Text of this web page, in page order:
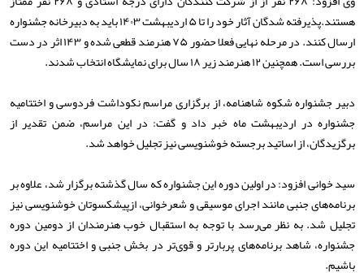
هستند.پذیرفته شدگان آثار خود را تا ۵ اردیبهشت ۱۴۰۳ باید به دبیرخانه جشنواره
ارسال کنند. در مرحله نهایی فعلا حضور ۷۵ هنرمند قطعی شده و ۱۴۳ اثر در دست
بررسی است. همچنین ۱۲ هنرمند زیر ۱۸ سال برای نمایشگاه انتخاب شدند.
دبیر جشنواره شکوه شاهنامه، از برگزاری مراسم نکوداشت فردوسی و اختتامیه
جشنواره در اردیبهشت ماه خبر داد و گفت: در این مراسم، ضمن تقدیر از
برگزیدگان، از اساتید برجسته خوشنویسی نیز تجلیل خواهد شد.
سید خوانی افزود: در اولین دوره این جشنواره که سال گذشته برگزار شد، علاوه بر
برنامه‌های جنبی مانند اجرای موسیقی و شعرخوانی، از‌پیشکسوتان خوشنویسی نیز
تجلیل شد. به نظر می‌رسد با توجه به استقبال خوب هنرمندان از دومین دوره
جشنواره، شاهد برنامه‌های پربارتر و قوی‌تر در بخش جنبی و اختتامیه این دوره
باشیم.